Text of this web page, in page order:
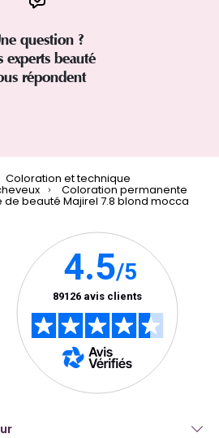
question ?
experts beauté
répondent
Coloration et technique
Coloration permanente
beauté Majirel 7.8 blond mocca